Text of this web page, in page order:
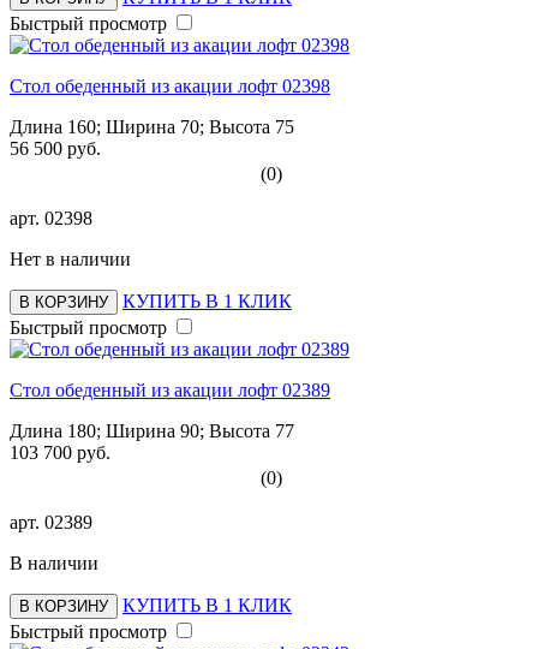
Быстрый просмотр
Стол обеденный из акации лофт 02398
Длина 160; Ширина 70; Высота 75
56 500 руб.
(0)
арт. 02398
Нет в наличии
В КОРЗИНУ
КУПИТЬ В 1 КЛИК
Быстрый просмотр
Стол обеденный из акации лофт 02389
Длина 180; Ширина 90; Высота 77
103 700 руб.
(0)
арт. 02389
В наличии
В КОРЗИНУ
КУПИТЬ В 1 КЛИК
Быстрый просмотр